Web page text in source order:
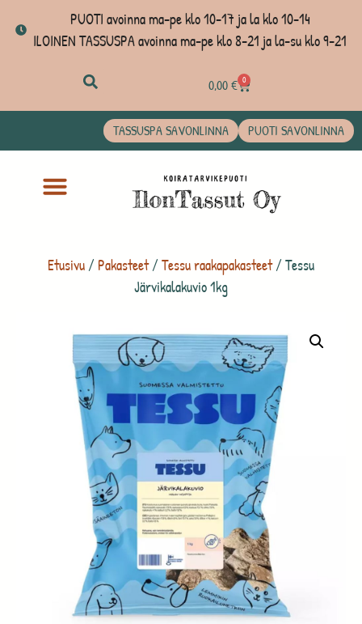
PUOTI avoinna ma-pe klo 10-17 ja la klo 10-14
ILOINEN TASSUSPA avoinna ma-pe klo 8-21 ja la-su klo 9-21
0,00€ 0
TASSUSPA SAVONLINNA PUOTI SAVONLINNA
Etusivu / Pakasteet/Tessu raakapakasteet/ Tessu
Järvikalakuvio 1kg